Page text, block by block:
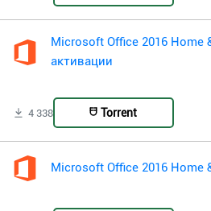
Microsoft Office 2016
активации
4 338 Torrent
Microsoft Office 2016 Home